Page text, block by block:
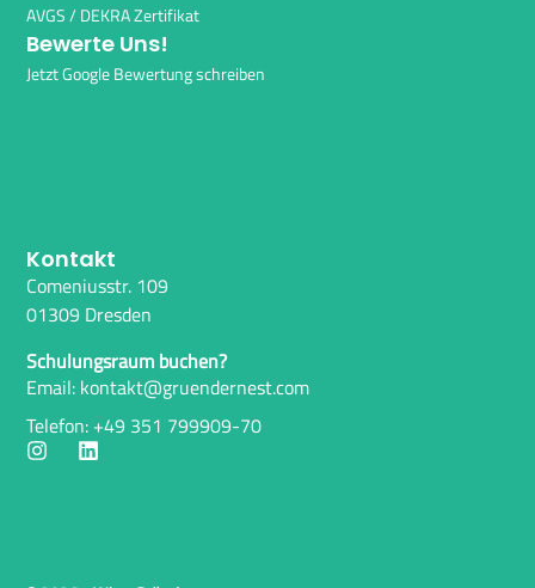
AVGS / DEKRA Zertifikat
Bewerte Uns!
Jetzt Google Bewertung schreiben
Kontakt
Comeniusstr. 109
01309 Dresden
Schulungsraum buchen?
Email: kontakt@gruendernest.com
Telefon: +49 351 799909-70